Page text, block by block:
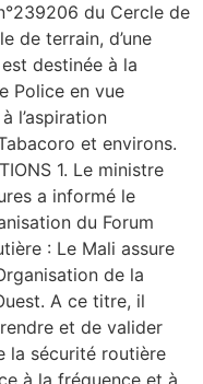
du Cercle de
de terrain, d’une
destinée à la
Police en vue
l’aspiration
et environs.
1. Le ministre
a informé le
du Forum
: Le Mali assure
de la
A ce titre, il
et de valider
la sécurité routière